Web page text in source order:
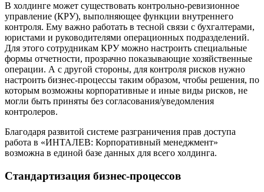
В холдинге может существовать контрольно-ревизионное
управление (КРУ), выполняющее функции внутреннего
контроля. Ему важно работать в тесной связи с бухгалтерами,
юристами и руководителями операционных подразделений.
Для этого сотрудникам КРУ можно настроить специальные
формы отчетности, прозрачно показывающие хозяйственные
операции. А с другой стороны, для контроля рисков нужно
настроить бизнес-процессы таким образом, чтобы решения, по
которым возможны корпоративные и иные виды рисков, не
могли быть приняты без согласования/уведомления
контролеров.
Благодаря развитой системе разграничения прав доступа
работа в «ИНТАЛЕВ: Корпоративный менеджмент»
возможна в единой базе данных для всего холдинга.
Стандартизация бизнес-процессов